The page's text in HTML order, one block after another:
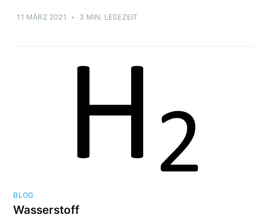
11 MÄRZ 2021 • 3 MIN. LESEZEIT
BLOG
Wasserstoff